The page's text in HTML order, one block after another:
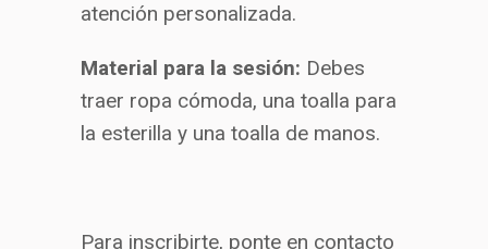
atención personalizada.
Material para la sesión: Debes
traer ropa cómoda, una toalla para
la esterilla y una toalla de manos.
Para inscribirte, ponte en contacto